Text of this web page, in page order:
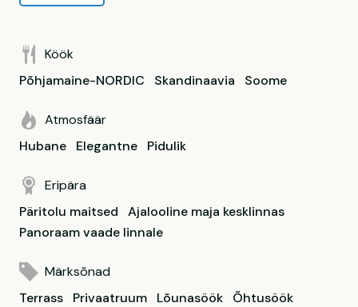
Köök
Põhjamaine-NORDIC
Skandinaavia Soome
Atmosfäär
Hubane
Elegantne Pidulik
Eripära
Päritolu maitsed
Ajalooline maja kesklinnas
Panoraam vaade linnale
Märksõnad
Terrass
Privaatruum Lõunasöök
Õhtusöök